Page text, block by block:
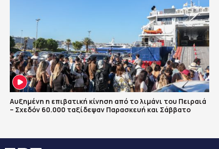
Αυξημένη η επιβατική κίνηση από το λιμάνι του Πειραιά
– Σχεδόν 60.000 ταξίδεψαν Παρασκευή και Σάββατο